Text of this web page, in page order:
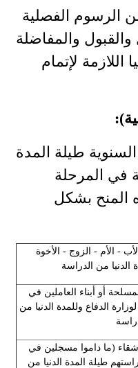
الرسوم الفصلية
والمفاضلة
اللازمة لإتمام
طيلة المدة
في المرحلة
المنح بشكل
- الأم - الزوج - الأخوة
الدنيا من الدراسة
أو أبناء العاملين في
الدفاع وللمدة الدنيا من
(ما داموا مسجلين في
طيلة المدة الدنيا من